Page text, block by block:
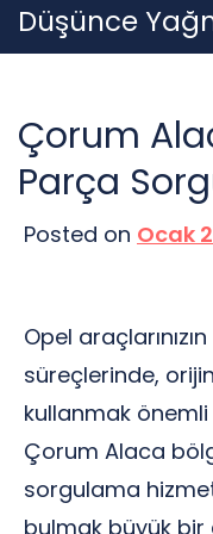
Skip
to
Düşünce
Çorum
Parça
Posted on Ocak
Opel
süreçlerinde,
kullanmak
Çorum Alaca
sorgulama
bulmak büyük